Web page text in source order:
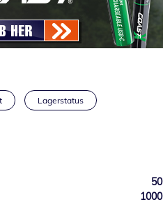
Lagerstatus
50
1000